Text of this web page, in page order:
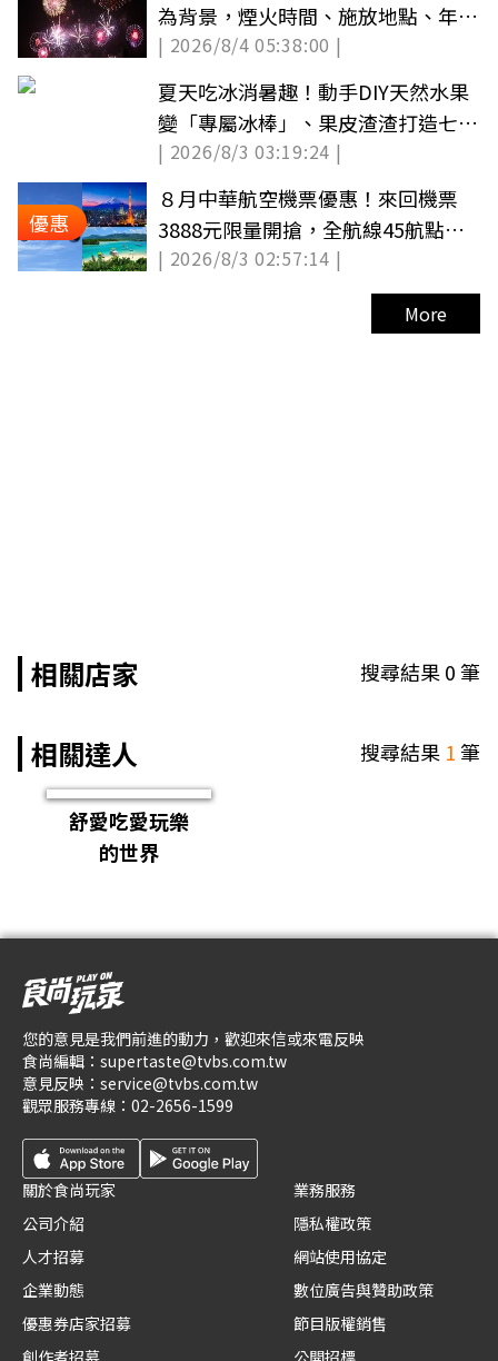
為背景，煙火時間、施放地點、年度
主題公開
| 2026/8/4 05:38:00 |
夏天吃冰消暑趣！動手DIY天然水果
變「專屬冰棒」、果皮渣渣打造七彩
蠟筆
| 2026/8/3 03:19:24 |
優惠
８月中華航空機票優惠！來回機票
3888元限量開搶，全航線45航點下
殺８折起
| 2026/8/3 02:57:14 |
More
相關店家 搜尋結果0筆
相關達人 搜尋結果 1筆
舒愛吃愛玩樂
的世界
您的意見是我們前進的動力，歡迎來信或來電反映
食尚編輯： supertaste@tvbs.com.tw
意見反映： service@tvbs.com.tw
觀眾服務專線： 02-2656-1599
關於食尚玩家
公司介紹
人才招募
企業動態
優惠券店家招募
創作者招募
業務服務
隱私權政策
網站使用協定
數位廣告與贊助政策
節目版權銷售
公開招標